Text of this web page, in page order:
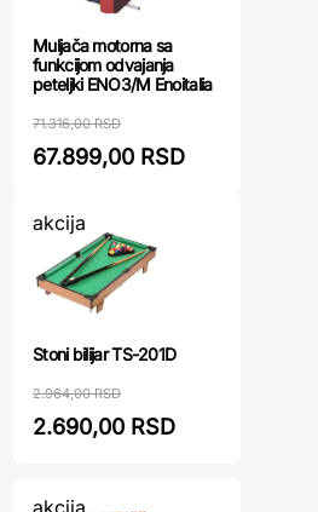
Muljača motorna sa
funkcijom odvajanja
peteljki ENO3/M Enoitalia
71.316,00 RSD
67.899,00 RSD
akcija
Stoni bilijar TS-201D
2.964,00 RSD
2.690,00 RSD